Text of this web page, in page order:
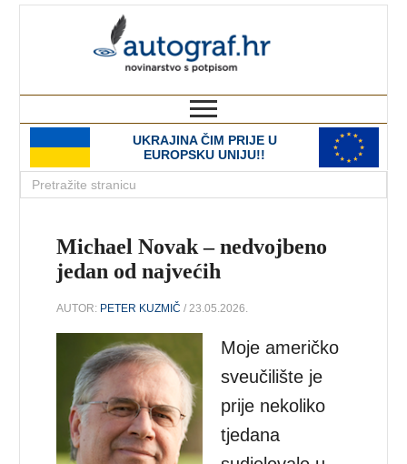
UKRAJINA ČIM PRIJE U
EUROPSKU UNIJU!!
Michael Novak – nedvojbeno
jedan od najvećih
AUTOR: PETER KUZMIČ / 23.05.2026.
Moje američko
sveučilište je
prije nekoliko
tjedana